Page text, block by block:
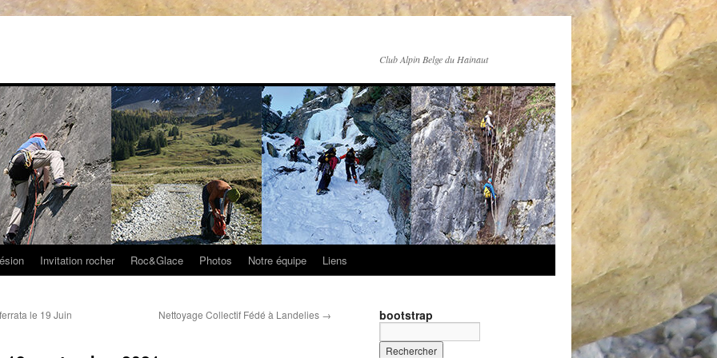
Club Alpin Belge du Hainaut
Invitation rocher Roc&Glace Photos Notre équipe Liens
le 19 Juin
Nettoyage Collectif Fédé à Landelies → bootstrap